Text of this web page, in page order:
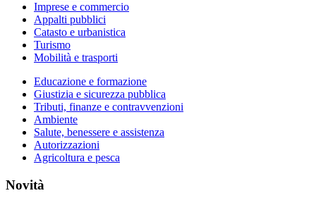
Imprese e commercio
Appalti pubblici
Catasto e urbanistica
Turismo
Mobilità e trasporti
Educazione e formazione
Giustizia e sicurezza pubblica
Tributi, finanze e contravvenzioni
Ambiente
Salute, benessere e assistenza
Autorizzazioni
Agricoltura e pesca
Novità